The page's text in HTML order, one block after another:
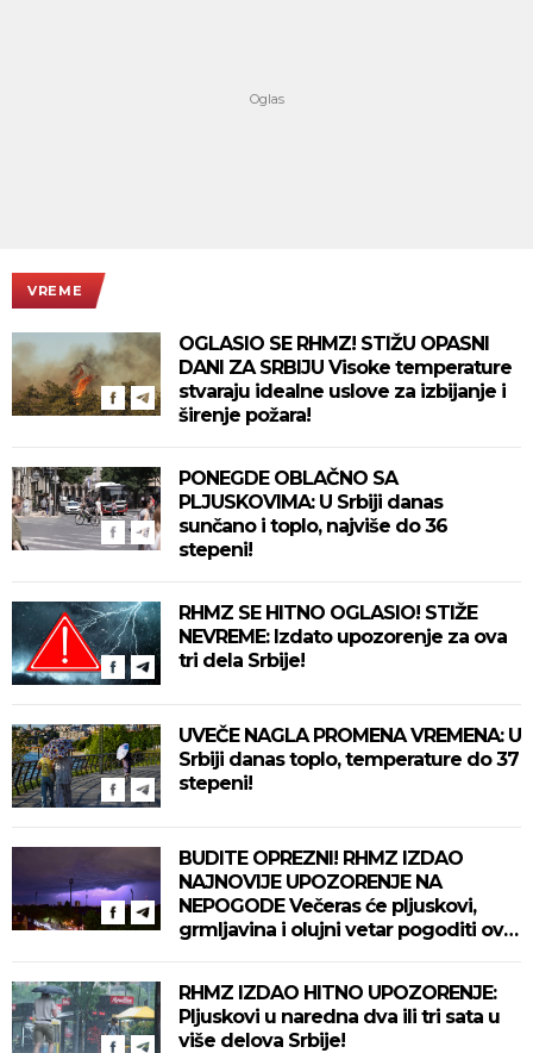
VREME
OGLASIO SE RHMZ! STIŽU OPASNI
DANI ZA SRBIJU Visoke temperature
stvaraju idealne uslove za izbijanje i
širenje požara!
PONEGDE OBLAČNO SA
PLJUSKOVIMA: U Srbiji danas
sunčano i toplo, najviše do 36
stepeni!
RHMZ SE HITNO OGLASIO! STIŽE
NEVREME: Izdato upozorenje za ova
tri dela Srbije!
UVEČE NAGLA PROMENA VREMENA: U
Srbiji danas toplo, temperature do 37
stepeni!
BUDITE OPREZNI! RHMZ IZDAO
NAJNOVIJE UPOZORENJE NA
NEPOGODE Večeras će pljuskovi,
grmljavina i olujni vetar pogoditi ove
RHMZ IZDAO HITNO UPOZORENJE:
Pljuskovi u naredna dva ili tri sata u
više delova Srbije!